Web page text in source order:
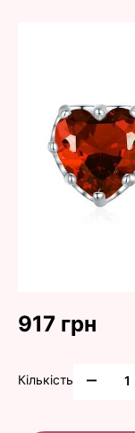
917 грн
Кількість